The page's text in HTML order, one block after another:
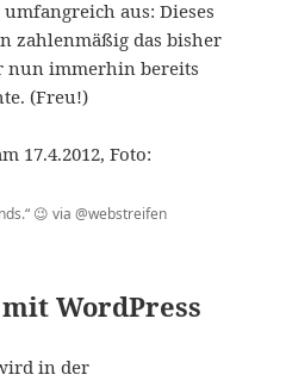
aus: Dieses
zahlenmäßig das bisher
nun immerhin bereits
(Freu!)
😉 via @webstreifen
WordPress
in der